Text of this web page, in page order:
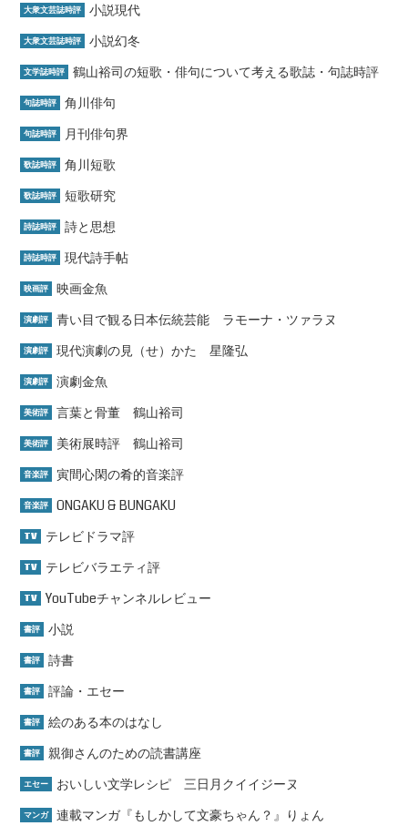
大衆文芸誌時評 小説現代
大衆文芸誌時評 小説幻冬
文学誌時評 鶴山裕司の短歌・俳句について考える歌誌・句誌時評
句誌時評 角川俳句
句誌時評 月刊俳句界
歌誌時評 角川短歌
歌誌時評 短歌研究
詩誌時評 詩と思想
詩誌時評 現代詩手帖
映画評 映画金魚
演劇評 青い目で観る日本伝統芸能 ラモーナ・ツァラヌ
演劇評 現代演劇の見（せ）かた 星隆弘
演劇評 演劇金魚
美術評 言葉と骨董 鶴山裕司
美術評 美術展時評 鶴山裕司
音楽評 寅間心閑の肴的音楽評
音楽評 ONGAKU & BUNGAKU
TV テレビドラマ評
TV テレビバラエティ評
TV YouTubeチャンネルレビュー
書評 小説
書評 詩書
書評 評論・エセー
書評 絵のある本のはなし
書評 親御さんのための読書講座
エセー おいしい文学レシピ 三日月クイイジーヌ
マンガ 連載マンガ『もしかして文豪ちゃん？』りょん